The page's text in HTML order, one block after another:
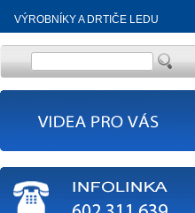
VÝROBNÍKY A DRTIČE LEDU